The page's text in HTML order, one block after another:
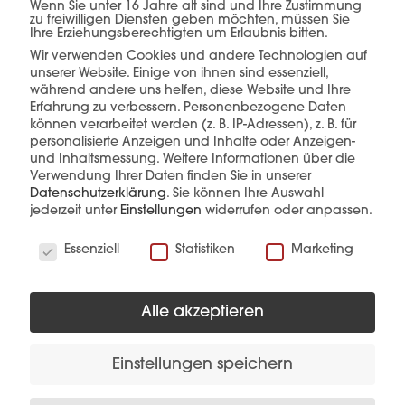
einer Hand.
mehr erfahren
interessieren
Wenn Sie unter 16 Jahre alt sind und Ihre Zustimmung
zu freiwilligen Diensten geben möchten, müssen Sie
Ihre Erziehungsberechtigten um Erlaubnis bitten.
Wir verwenden Cookies und andere Technologien auf
unserer Website. Einige von ihnen sind essenziell,
während andere uns helfen, diese Website und Ihre
Erfahrung zu verbessern. Personenbezogene Daten
können verarbeitet werden (z. B. IP-Adressen), z. B. für
personalisierte Anzeigen und Inhalte oder Anzeigen-
und Inhaltsmessung. Weitere Informationen über die
Verwendung Ihrer Daten finden Sie in unserer
Datenschutzerklärung. Sie können Ihre Auswahl
jederzeit unter Einstellungen widerrufen oder anpassen.
Essenziell
Statistiken Marketing
Alle akzeptieren
Einstellungen speichern